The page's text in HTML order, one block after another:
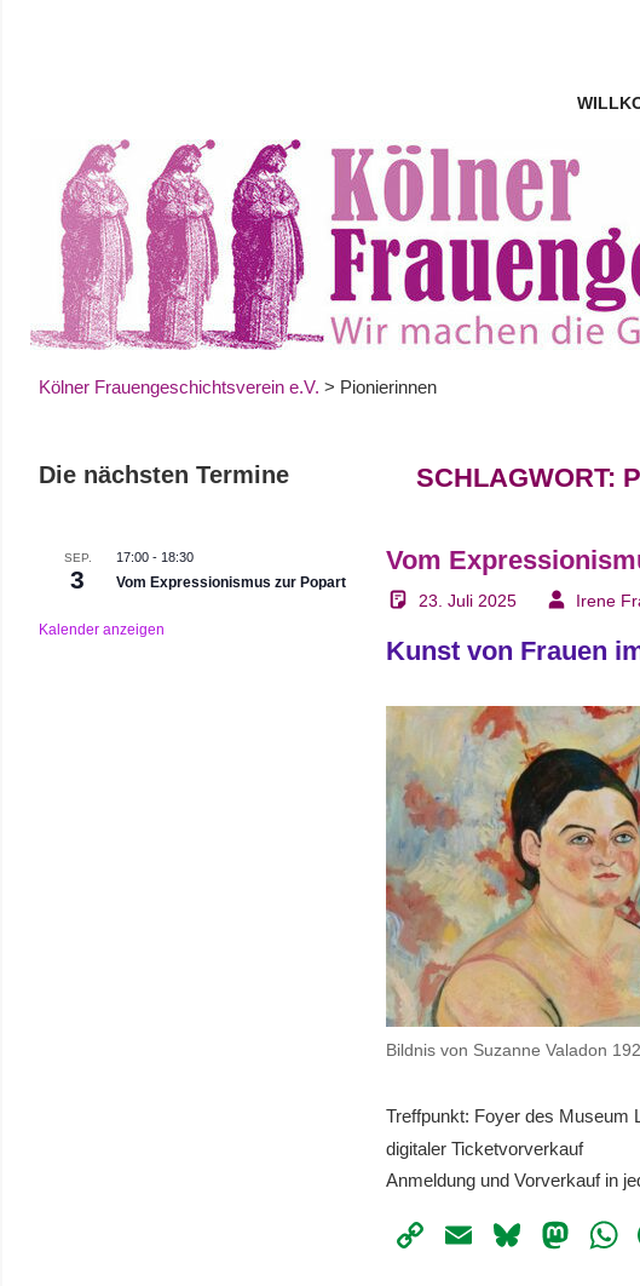
Kölner Frauengeschichtsverein e.V. > Pionierinnen
SCHLAGWORT:
Vom
23. Juli 2025 Irene
Kunst von Frauen
Bildnis von Suzanne Valadon
Treffpunkt: Foyer des Museum
digitaler Ticketvorverkauf
Anmeldung und Vorverkauf in
CopyEmail
Die nächsten Termine
SEP.
3
17:00 - 18:30
Vom Expressionismus zur Popart
Kalender anzeigen